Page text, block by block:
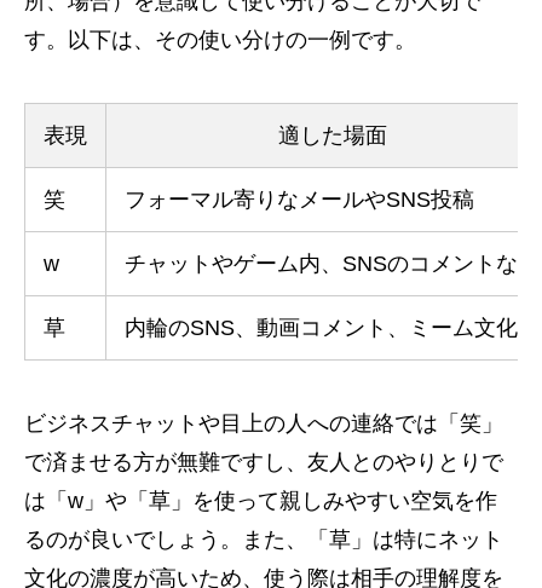
す。以下は、その使い分けの一例です。
表現 適した場面
笑 フォーマル寄りなメールやSNS投稿
w チャットやゲーム内、SNSのコメントなど
草 内輪のSNS、動画コメント、ミーム文化
ビジネスチャットや目上の人への連絡では「笑」
で済ませる方が無難ですし、友人とのやりとりで
は「w」や「草」を使って親しみやすい空気を作
るのが良いでしょう。また、「草」は特にネット
文化の濃度が高いため、使う際は相手の理解度を